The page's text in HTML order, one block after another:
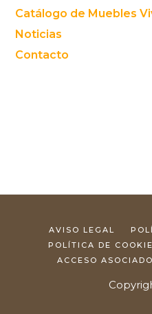
Catálogo de Muebles
Noticias
Contacto
AVISO LEGAL
POLÍTICA DE
ACCESO